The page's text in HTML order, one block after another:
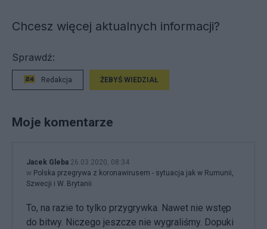
Chcesz więcej aktualnych informacji?
Sprawdź:
Redakcja ŻEBYŚ WIEDZIAŁ
Moje komentarze
Jacek Gleba 26.03.2020, 08:34
w Polska przegrywa z koronawirusem - sytuacja jak w Rumunii,
Szwecji i W. Brytanii
To, na razie to tylko przygrywka. Nawet nie wstęp
do bitwy. Niczego jeszcze nie wygraliśmy. Dopuki